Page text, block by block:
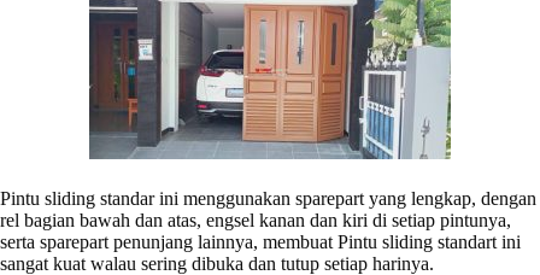
Pintu sliding standar ini menggunakan sparepart yang lengkap, dengan
rel bagian bawah dan atas, engsel kanan dan kiri di setiap pintunya,
serta sparepart penunjang lainnya, membuat Pintu sliding standart ini
sangat kuat walau sering dibuka dan tutup setiap harinya.